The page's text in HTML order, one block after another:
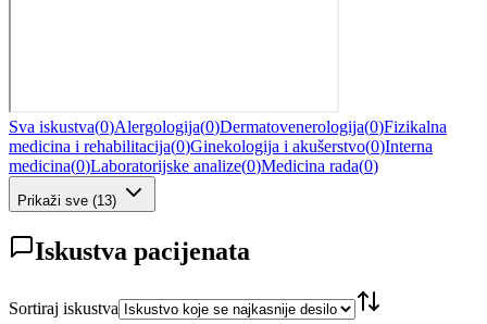
Sva iskustva(0)Alergologija(0)Dermatovenerologija(0)Fizikalna
medicina i rehabilitacija(0)Ginekologija i akušerstvo(0)Interna
medicina(0)Laboratorijske analize(0)Medicina rada(0)
Prikaži sve (13)
Iskustva pacijenata
Sortiraj iskustva